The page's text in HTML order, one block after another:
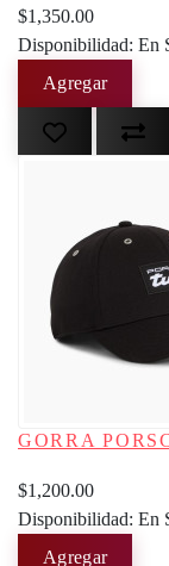
$1,350.00
Disponibilidad: En
GORRA
$1,200.00
Disponibilidad: En